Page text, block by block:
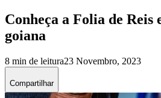
Conheça a Folia de Reis
goiana
8 min de leitura23 Novembro, 2023
Compartilhar